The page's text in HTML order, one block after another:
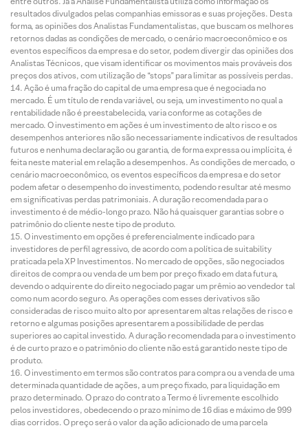
resultados divulgados pelas companhias emissoras e suas projeções. Desta
forma, as opiniões dos Analistas Fundamentalistas, que buscam os melhores
retornos dadas as condições de mercado, o cenário macroeconômico e os
eventos específicos da empresa e do setor, podem divergir das opiniões dos
Analistas Técnicos, que visam identificar os movimentos mais prováveis dos
preços dos ativos, com utilização de “stops” para limitar as possíveis perdas.
Ação é uma fração do capital de uma empresa que é negociada no
mercado. É um título de renda variável, ou seja, um investimento no qual a
rentabilidade não é preestabelecida, varia conforme as cotações de
mercado. O investimento em ações é um investimento de alto risco e os
desempenhos anteriores não são necessariamente indicativos de resultados
futuros e nenhuma declaração ou garantia, de forma expressa ou implícita, é
feita neste material em relação a desempenhos. As condições de mercado, o
cenário macroeconômico, os eventos específicos da empresa e do setor
podem afetar o desempenho do investimento, podendo resultar até mesmo
em significativas perdas patrimoniais. A duração recomendada para o
investimento é de médio-longo prazo. Não há quaisquer garantias sobre o
patrimônio do cliente neste tipo de produto.
O investimento em opções é preferencialmente indicado para
investidores de perfil agressivo, de acordo com a política de suitability
praticada pela XP Investimentos. No mercado de opções, são negociados
direitos de compra ou venda de um bem por preço fixado em data futura,
devendo o adquirente do direito negociado pagar um prêmio ao vendedor tal
como num acordo seguro. As operações com esses derivativos são
consideradas de risco muito alto por apresentarem altas relações de risco e
retorno e algumas posições apresentarem a possibilidade de perdas
superiores ao capital investido. A duração recomendada para o investimento
é de curto prazo e o patrimônio do cliente não está garantido neste tipo de
produto.
O investimento em termos são contratos para compra ou a venda de uma
determinada quantidade de ações, a um preço fixado, para liquidação em
prazo determinado. O prazo do contrato a Termo é livremente escolhido
pelos investidores, obedecendo o prazo mínimo de 16 dias e máximo de 999
dias corridos. O preço será o valor da ação adicionado de uma parcela